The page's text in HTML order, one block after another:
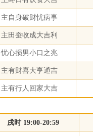
主自身破财忧病事
主田蚕收成大吉利
忧心损男小口之兆
主有财喜大亨通吉
主有行人回家大吉
戌时 19:00-20:59